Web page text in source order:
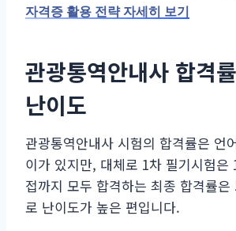
자격증 활용 전략 자세히 보기
관광통역안내사 합격
난이도
관광통역안내사 시험의 합격률은 언
이가 있지만, 대체로 1차 필기시험은
접까지 모두 합격하는 최종 합격률
로 난이도가 높은 편입니다.